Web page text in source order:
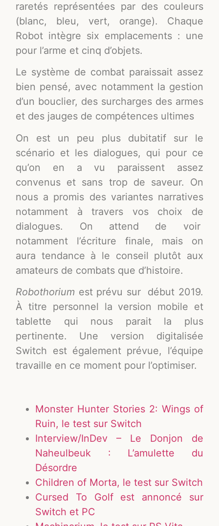
raretés représentées par des couleurs
(blanc, bleu, vert, orange). Chaque
Robot intègre six emplacements : une
pour l’arme et cinq d’objets.
Le système de combat paraissait assez
bien pensé, avec notamment la gestion
d’un bouclier, des surcharges des armes
et des jauges de compétences ultimes
On est un peu plus dubitatif sur le
scénario et les dialogues, qui pour ce
qu’on en a vu paraissent assez
convenus et sans trop de saveur. On
nous a promis des variantes narratives
notamment à travers vos choix de
dialogues. On attend de voir
notamment l’écriture finale, mais on
aura tendance à le conseil plutôt aux
amateurs de combats que d’histoire.
Robothorium est prévu sur début 2019.
À titre personnel la version mobile et
tablette qui nous parait la plus
pertinente. Une version digitalisée
Switch est également prévue, l’équipe
travaille en ce moment pour l’optimiser.
Monster Hunter Stories 2: Wings of
Ruin, le test sur Switch
Interview/InDev – Le Donjon de
Naheulbeuk : L’amulette du
Désordre
Children of Morta, le test sur Switch
Cursed To Golf est annoncé sur
Switch et PC